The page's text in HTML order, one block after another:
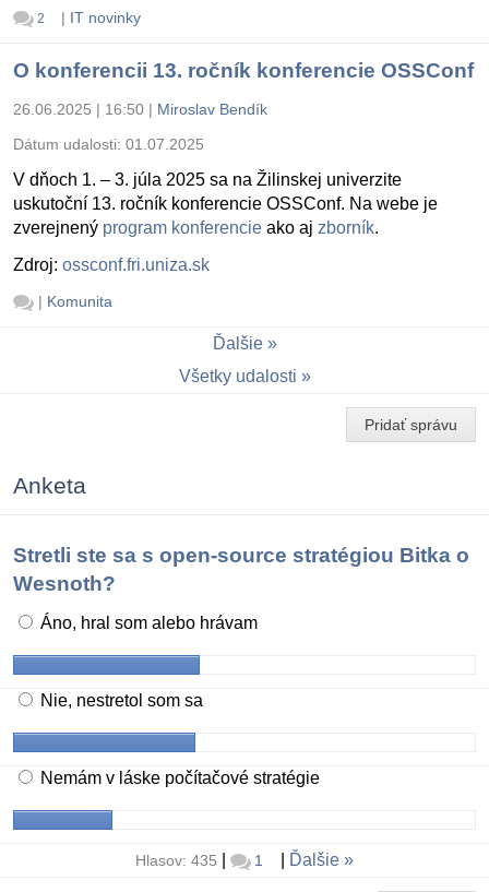
2 | IT novinky
O konferencii 13. ročník konferencie OSSConf
26.06.2025 | 16:50 | Miroslav Bendík
Dátum udalosti: 01.07.2025
V dňoch 1. – 3. júla 2025 sa na Žilinskej univerzite
uskutoční 13. ročník konferencie OSSConf. Na webe je
zverejnený program konferencie ako aj zborník.
Zdroj: ossconf.fri.uniza.sk
| Komunita
Ďalšie
Všetky udalosti
Pridať správu
Anketa
Stretli ste sa s open-source stratégiou Bitka o
Wesnoth?
Áno, hral som alebo hrávam
Nie, nestretol som sa
Nemám v láske počítačové stratégie
Hlasov: 435 1 Ďalšie